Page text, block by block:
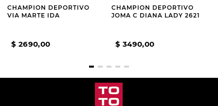
CHAMPION DEPORTIVO
VIA MARTE IDA
$ 2690,00
CHAMPION DEPORTIVO
JOMA C DIANA LADY 2621
$ 3490,00